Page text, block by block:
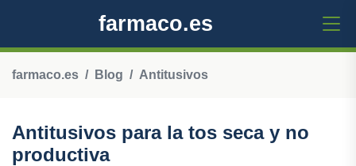
farmaco.es
farmaco.es Blog Antitusivos
Antitusivos para la tos seca y no
productiva